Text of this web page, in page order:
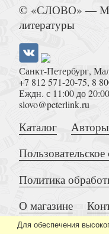
© «СЛОВО» —
литературы
Санкт-Петербург,
+7 812 571-20-75, 8
Еждн. с 11:00 до
slovo@peterlink.ru
Каталог Авторы
Политика
О магазине
Для обеспечения